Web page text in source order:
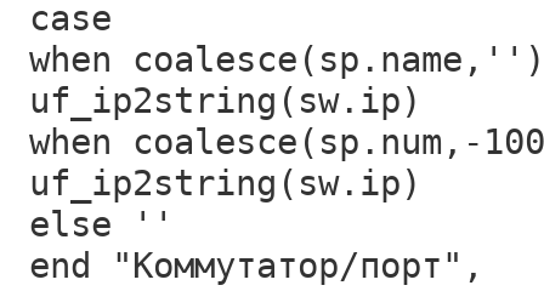
case
when
uf_ip2string(sw.ip)
when
uf_ip2string(sw.ip)
else ''
end "Коммутатор/порт",